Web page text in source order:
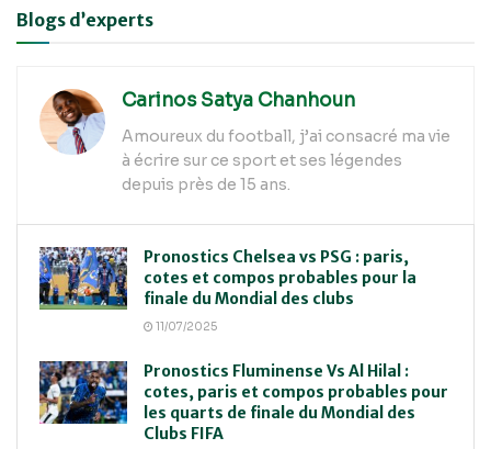
Alternative:
Blogs d’experts
Carinos Satya Chanhoun
Amoureux du football, j’ai consacré ma vie
à écrire sur ce sport et ses légendes
depuis près de 15 ans.
Pronostics Chelsea vs PSG : paris,
cotes et compos probables pour la
finale du Mondial des clubs
11/07/2025
Pronostics Fluminense Vs Al Hilal :
cotes, paris et compos probables pour
les quarts de finale du Mondial des
Clubs FIFA